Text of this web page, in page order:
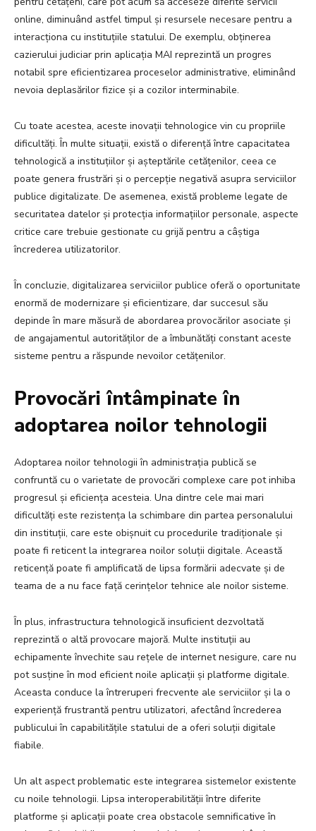
online, diminuând astfel timpul și resursele necesare pentru a
interacționa cu instituțiile statului. De exemplu, obținerea
cazierului judiciar prin aplicația MAI reprezintă un progres
notabil spre eficientizarea proceselor administrative, eliminând
nevoia deplasărilor fizice și a cozilor interminabile.
Cu toate acestea, aceste inovații tehnologice vin cu propriile
dificultăți. În multe situații, există o diferență între capacitatea
tehnologică a instituțiilor și așteptările cetățenilor, ceea ce
poate genera frustrări și o percepție negativă asupra serviciilor
publice digitalizate. De asemenea, există probleme legate de
securitatea datelor și protecția informațiilor personale, aspecte
critice care trebuie gestionate cu grijă pentru a câștiga
încrederea utilizatorilor.
În concluzie, digitalizarea serviciilor publice oferă o oportunitate
enormă de modernizare și eficientizare, dar succesul său
depinde în mare măsură de abordarea provocărilor asociate și
de angajamentul autorităților de a îmbunătăți constant aceste
sisteme pentru a răspunde nevoilor cetățenilor.
Provocări întâmpinate în
adoptarea noilor tehnologii
Adoptarea noilor tehnologii în administrația publică se
confruntă cu o varietate de provocări complexe care pot inhiba
progresul și eficiența acesteia. Una dintre cele mai mari
dificultăți este rezistența la schimbare din partea personalului
din instituții, care este obișnuit cu procedurile tradiționale și
poate fi reticent la integrarea noilor soluții digitale. Această
reticență poate fi amplificată de lipsa formării adecvate și de
teama de a nu face față cerințelor tehnice ale noilor sisteme.
În plus, infrastructura tehnologică insuficient dezvoltată
reprezintă o altă provocare majoră. Multe instituții au
echipamente învechite sau rețele de internet nesigure, care nu
pot susține în mod eficient noile aplicații și platforme digitale.
Aceasta conduce la întreruperi frecvente ale serviciilor și la o
experiență frustrantă pentru utilizatori, afectând încrederea
publicului în capabilitățile statului de a oferi soluții digitale
fiabile.
Un alt aspect problematic este integrarea sistemelor existente
cu noile tehnologii. Lipsa interoperabilității între diferite
platforme și aplicații poate crea obstacole semnificative în